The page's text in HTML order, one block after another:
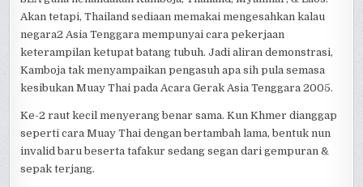
Akan tetapi, Thailand sediaan memakai mengesahkan kalau
negara2 Asia Tenggara mempunyai cara pekerjaan
keterampilan ketupat batang tubuh. Jadi aliran demonstrasi,
Kamboja tak menyampaikan pengasuh apa sih pula semasa
kesibukan Muay Thai pada Acara Gerak Asia Tenggara 2005.
Ke-2 raut kecil menyerang benar sama. Kun Khmer dianggap
seperti cara Muay Thai dengan bertambah lama, bentuk nun
invalid baru beserta tafakur sedang segan dari gempuran &
sepak terjang.